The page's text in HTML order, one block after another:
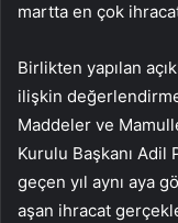
martta en çok
Birlikten yapılan
ilişkin
Maddeler ve
Kurulu Başkanı
geçen yıl aynı aya
aşan ihracat